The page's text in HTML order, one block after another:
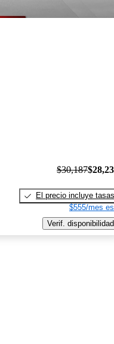
$30,187
El precio incluye tasas
$555/mes
Verif. disponibilidad